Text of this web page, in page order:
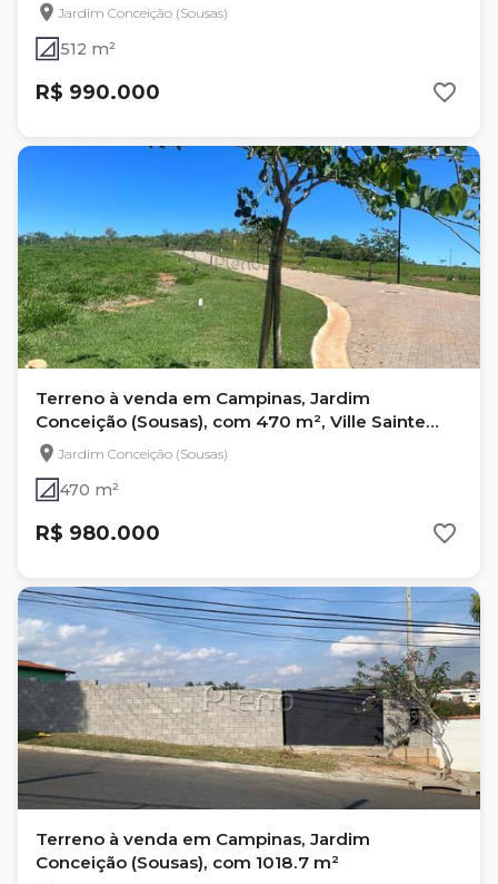
Jardim Conceição (Sousas)
512 m²
R$ 990.000
Terreno à venda em Campinas, Jardim
Conceição (Sousas), com 470 m², Ville Sainte
Anne la Coline
Jardim Conceição (Sousas)
470 m²
R$ 980.000
Terreno à venda em Campinas, Jardim
Conceição (Sousas), com 1018.7 m²